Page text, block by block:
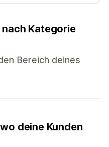
Kategorie
Bereich deines
deine Kunden